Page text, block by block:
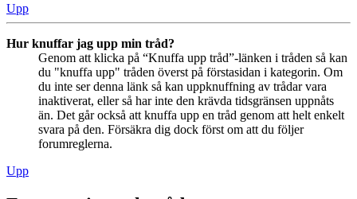
Upp
Hur knuffar jag upp min tråd?
Genom att klicka på “Knuffa upp tråd”-länken i tråden så kan
du "knuffa upp" tråden överst på förstasidan i kategorin. Om
du inte ser denna länk så kan uppknuffning av trådar vara
inaktiverat, eller så har inte den krävda tidsgränsen uppnåts
än. Det går också att knuffa upp en tråd genom att helt enkelt
svara på den. Försäkra dig dock först om att du följer
forumreglerna.
Upp